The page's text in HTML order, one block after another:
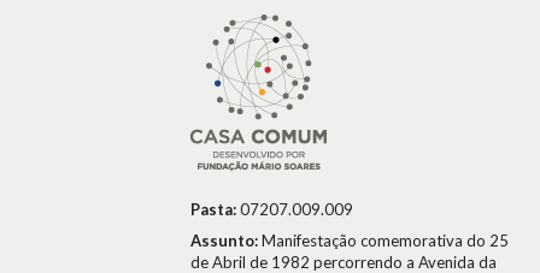
Pasta:07207.009.009
Assunto:Manifestação comemorativa do 25
de Abril de 1982 percorrendo a Avenida da